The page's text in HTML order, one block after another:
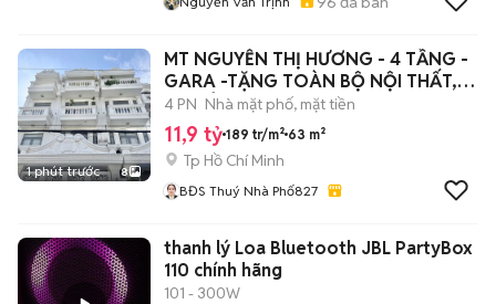
1 phút trước 8
MT NGUYỄN THỊ HƯƠNG - 4 TẦNG -
GARA -TẶNG TOÀN BỘ NỘI THẤT,
11,9 TỶ
4 PN Nhà mặt phố, mặt tiền
11,9 tỷ 189 tr/m² 63 m²
Tp Hồ Chí Minh
BĐS Thuý Nhà Phố827
thanh lý Loa Bluetooth JBL PartyBox
110 chính hãng
101 - 300W